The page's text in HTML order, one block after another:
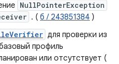
NullPointerException
. ( б / 243851384 )
для проверки из
профиль
или отсутствует (